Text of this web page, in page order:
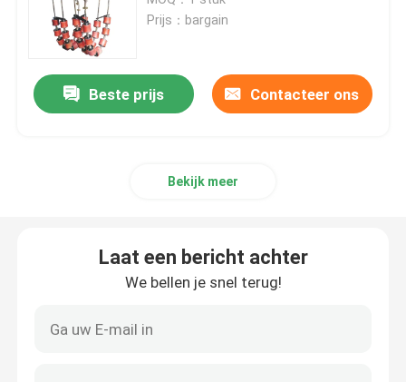
Betaal Lasser
De Buigende Machine van de doornpijp
Avegaar Boring Machine
Pijp Behandelingsmateriaal
Prijs：bargain
Beste prijs Contacteer ons
Bekijk meer
Laat een bericht achter
We bellen je snel terug!